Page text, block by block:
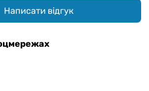
Написати відгук